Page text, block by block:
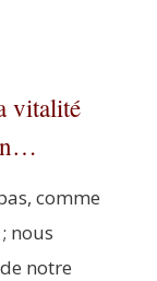
vitalité
comme
nous
notre